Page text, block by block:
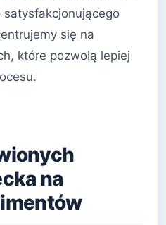
się na
które pozwolą lepiej
na